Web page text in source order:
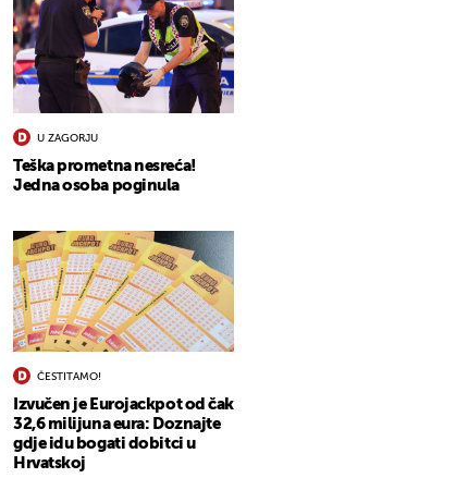
U ZAGORJU
Teška prometna nesreća!
Jedna osoba poginula
ČESTITAMO!
Izvučen je Eurojackpot od čak
32,6 milijuna eura: Doznajte
gdje idu bogati dobitci u
Hrvatskoj